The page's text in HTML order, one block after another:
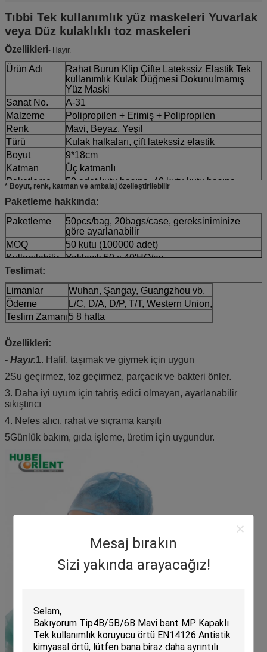
Mesaj bırakın
Sizi yakında arayacağız!
Tıbbi Tek kullanımlık yüz maskeleri Yuvarlak
veya Düz kulaklıklı toz maskeleri
Özellikleri- Hayır.
Ürün Adı
Rahat Burun Klip Çifte Latekssiz Elastik Tek
kullanımlık Kulak Düğmesi Dokunulmamış
Yüz Maski
Sanat No.
A-31
Malzeme
Polipropilen + Erimiş + Polipropilen
Renk
Mavi, Beyaz, Yeşil
Türü
Kulak halkaları, çift latekssiz elastik
Boyut
9*18cm
Katman
Üç katmanlı
Paketleme
50 adet kutu başına, 40 kutu kutu başına
* Boyut, renk, katman ve ambalaj özelleştirilebilir
Paketleme hakkında:
Paketleme
50pcs/bag, 20bags/case, gereksiniminize
göre ayarlanabilir
MOQ
50 kutu (100000 adet)
Kullanılabilir
Yaklaşık 50 x 40'HQ/ay
Teslimat:
Limanlar
Wuhan, Şangay, Guangzhou vb.
Ödeme
L/C, D/A, D/P, T/T, Western Union,
Teslim Zamanı5 8 hafta
Özellikleri:
- Hayır.1. Hafif, taşımak ve giymek için uygun
2Su geçirmez, toz geçirmez, parçacık ve bakteri önler.
3. Daha iyi uyum için tahriş edici olmayan, ayarlanabilir
sıkıştırıcı
4. Nefes alıcı, rahat ve sıçrama karşıtı
5Günlük bakım, gıda işleme, üretim için uygundur.